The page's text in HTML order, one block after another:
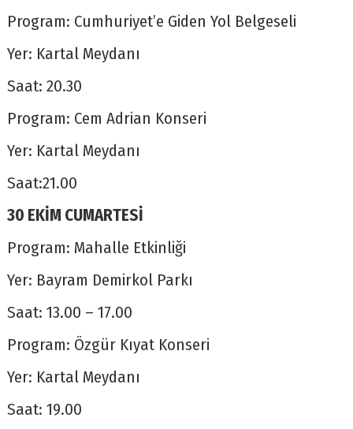
Program: Cumhuriyet’e Giden Yol Belgeseli
Yer: Kartal Meydanı
Saat: 20.30
Program: Cem Adrian Konseri
Yer: Kartal Meydanı
Saat:21.00
30 EKİM CUMARTESİ
Program: Mahalle Etkinliği
Yer: Bayram Demirkol Parkı
Saat: 13.00 – 17.00
Program: Özgür Kıyat Konseri
Yer: Kartal Meydanı
Saat: 19.00